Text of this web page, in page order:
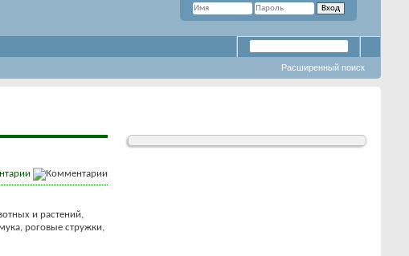
Расширенный поиск
и растений,
роговые стружки,